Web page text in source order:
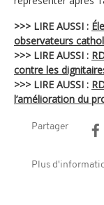
>>> LIRE AUSSI :
observateurs
>>> LIRE AUSSI :
contre les
>>> LIRE AUSSI :
l’amélioration du
Partager
Plus